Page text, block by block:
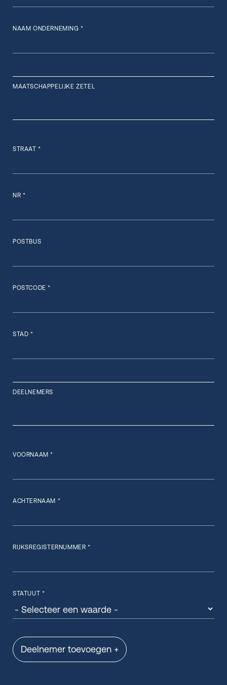
NAAM ONDERNEMING *
MAATSCHAPPELIJKE ZETEL
STRAAT *
NR *
POSTBUS
POSTCODE *
STAD *
DEELNEMERS
VOORNAAM *
ACHTERNAAM *
RIJKSREGISTERNUMMER *
STATUUT *
Deelnemer toevoegen +